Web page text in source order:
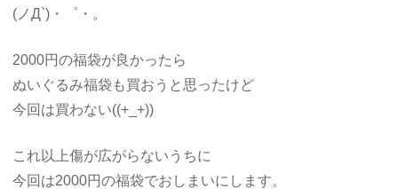
(ノД`)・゜・。
2000円の福袋が良かったら
ぬいぐるみ福袋も買おうと思ったけど
今回は買わない((+_+))
これ以上傷が広がらないうちに
今回は2000円の福袋でおしまいにします。